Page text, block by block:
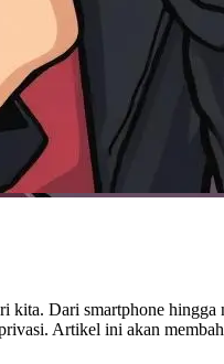
Dari smartphone
Artikel ini akan